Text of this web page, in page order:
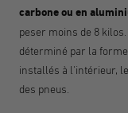
carbone ou en
peser moins de 8
déterminé par la
installés à l'intérieur,
des pneus.